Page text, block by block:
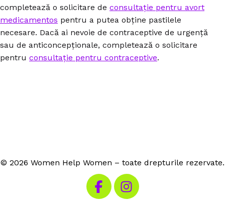
completează o solicitare de consultație pentru avort
medicamentos pentru a putea obține pastilele
necesare. Dacă ai nevoie de contraceptive de urgență
sau de anticoncepționale, completează o solicitare
pentru consultație pentru contraceptive.
© 2026 Women Help Women – toate drepturile rezervate.
Vizitează Facebook-ul nostru
Vizitează Instagram-ul